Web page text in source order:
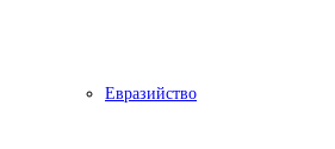
Евразийство